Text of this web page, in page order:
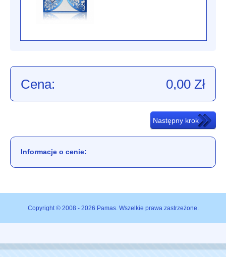
Cena: 0,00 Zł
Informacje o cenie:
Copyright © 2008 - 2026 Pamas. Wszelkie prawa zastrzeżone.